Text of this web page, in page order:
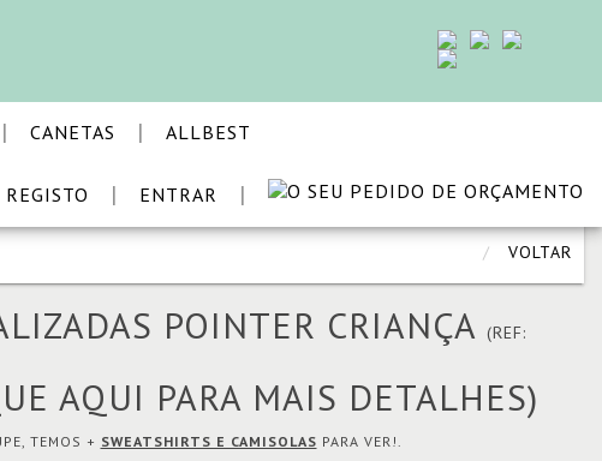
| CANETAS | ALLBEST
|
ENTRAR
|
REGISTO
VOLTAR
POINTER CRIANÇA (REF:
AQUI PARA MAIS DETALHES)
TEMOS + SWEATSHIRTS E CAMISOLAS PARA VER!.